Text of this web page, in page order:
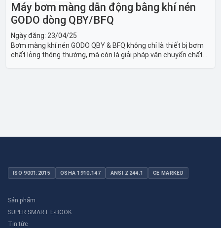
Máy bơm màng dẫn động bằng khí nén
GODO dòng QBY/BFQ
Ngày đăng: 23/04/25
Bơm màng khí nén GODO QBY & BFQ không chỉ là thiết bị bơm
chất lỏng thông thường, mà còn là giải pháp vận chuyển chất
ISO 9001:2015 OSHA 1910.147 ANSI Z244.1 CE MARKED
Sản phẩm
SUPER SMART E-BOOK
Tin tức